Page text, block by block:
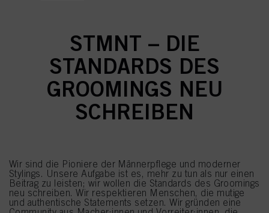
STMNT – DIE
STANDARDS DES
GROOMINGS NEU
SCHREIBEN
Wir sind die Pioniere der Männerpflege und moderner
Stylings. Unsere Aufgabe ist es, mehr zu tun als nur einen
Beitrag zu leisten; wir wollen die Standards des Groomings
neu schreiben. Wir respektieren Menschen, die mutige
und authentische Statements setzen. Wir gründen eine